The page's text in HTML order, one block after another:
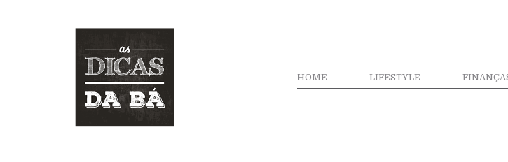
HOME LIFESTYLE